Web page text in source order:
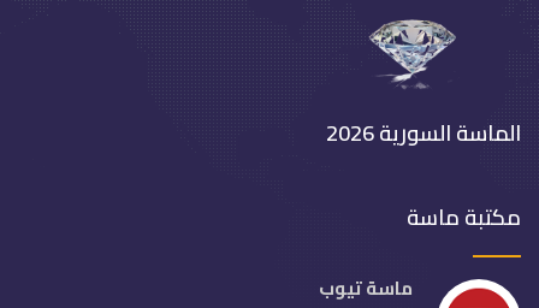
الماسة السورية 2026
مكتبة ماسة
ماسة تيوب